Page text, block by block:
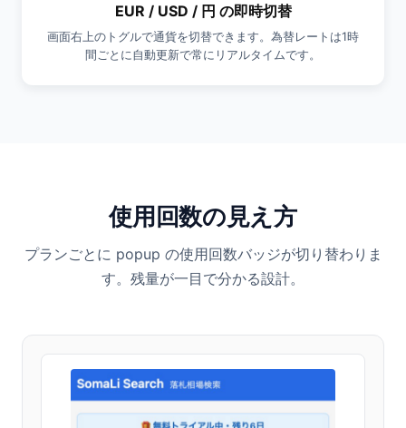
EUR / USD / 円 の即時切替
画面右上のトグルで通貨を切替できます。為替レートは1時
間ごとに自動更新で常にリアルタイムです。
使用回数の見え方
プランごとに popup の使用回数バッジが切り替わりま
す。残量が一目で分かる設計。